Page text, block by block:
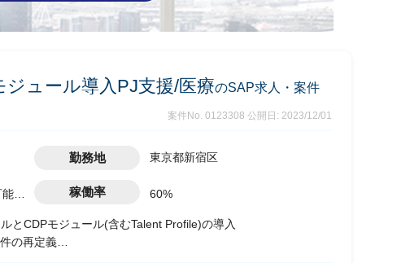
ュール導入PJ支援/医療のSAP求人・案件
案件No. 0123308 公開日: 2023/12/01
勤務地 東京都新宿区
性
稼働率 60%
とCDPモジュール(含むTalent Profile)の導入
の再定義